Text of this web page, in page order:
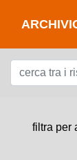
filtra per